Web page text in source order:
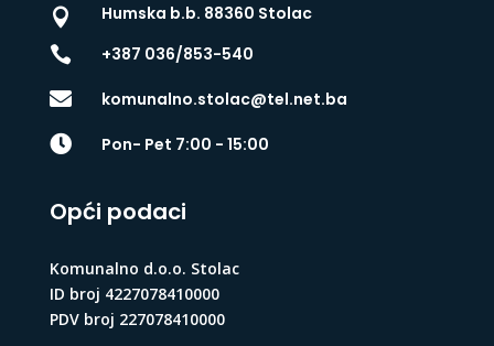

Humska b.b. 88360 Stolac

+387 036/853-540
 komunalno.stolac@tel.net.ba
 Pon- Pet 7:00 - 15:00
Opći podaci
Komunalno d.o.o. Stolac
ID broj 4227078410000
PDV broj 227078410000